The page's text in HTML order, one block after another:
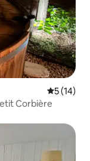
5 de uma
5 (14)
Corbière